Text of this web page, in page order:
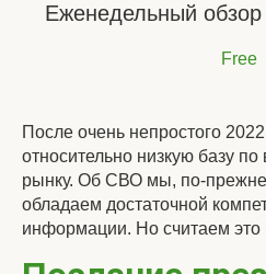
Еженедельный
Free
После очень непростого
относительно низкую базу
рынку. Об СВО мы, по-
обладаем достаточной
информации. Но считаем это